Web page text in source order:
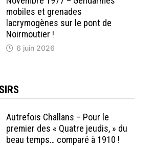
mobiles et grenades
lacrymogènes sur le pont de
Noirmoutier !
6 juin 2026
Autrefois Challans – Pour le
premier des « Quatre jeudis, » du
beau temps… comparé à 1910 !